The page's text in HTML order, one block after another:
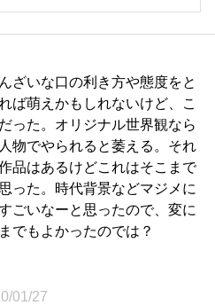
ざいな口の利き方や態度をと
ば萌えかもしれないけど、こ
った。オリジナル世界観なら
物でやられると萎える。それ
品はあるけどこれはそこまで
った。時代背景などマジメに
ごいなーと思ったので、変に
でもよかったのでは？
01/27